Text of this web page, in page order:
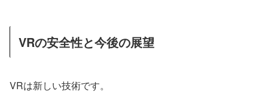
VRの安全性と今後の展望
VRは新しい技術です。